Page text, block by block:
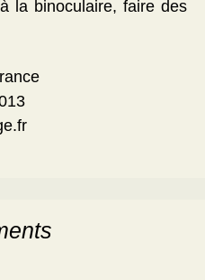
la binoculaire, faire des